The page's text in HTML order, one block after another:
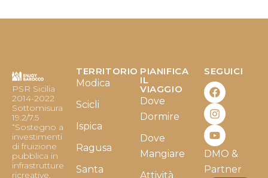
PSR Sicilia
2014-2022
Sottomisura
19.2/7.5
“Sostegno a
investimenti
di fruizione
pubblica in
infrastrutture
ricreative,
TERRITORIO
Modica
Scicli
Ispica
Ragusa
Santa
PIANIFICA
IL
VIAGGIO
Dove
Dormire
Dove
Mangiare
Attività
SEGUICI
F
a
c
e
b
o
o
k
I
n
s
t
a
g
r
a
m
Y
o
u
t
u
b
e
DMO &
Partner